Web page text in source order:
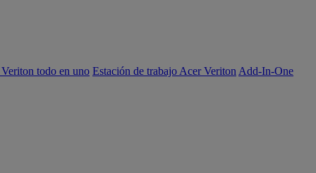
todo en uno Estación de trabajo Acer Veriton Add-In-One